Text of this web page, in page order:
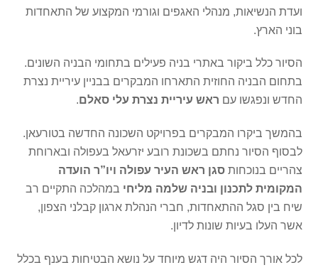
ועדת הנשיאות, מנהלי האגפים וגורמי המקצוע של התאחדות
בוני הארץ.
הסיור כלל ביקור באתרי בניה פעילים בתחומי הבניה השונים.
בתחום הבניה החוזית התארחו המבקרים בבניין עיריית נצרת
החדש ונפגשו עם ראש עיריית נצרת עלי סאלם.
בהמשך ביקרו המבקרים בפרויקט השכונה החדשה בטורעאן.
לבסוף הסיור נחתם בשכונת רובע יזרעאל בעפולה ובארוחת
צהריים בנוכחותסגן ראש העיר עפולה ויו”ר הועדה
המקומית לתכנון ובניה שלמה מליחי במהלכה התקיים רב
שיח בין סגל ההתאחדות, חברי הנהלת ארגון קבלני הצפון,
אשר העלו בעיות שונות לדיון.
לכל אורך הסיור היה דגש מיוחד על נושא הבטיחות בענף בכלל